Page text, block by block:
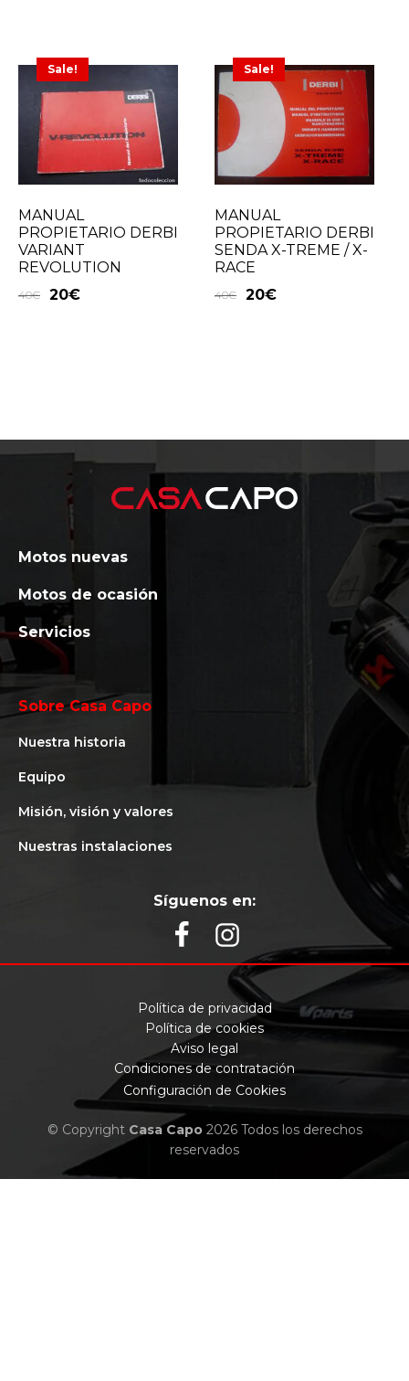
Sale!
MANUAL
PROPIETARIO DERBI
VARIANT
REVOLUTION
40€ 20€
Sale!
MANUAL
PROPIETARIO DERBI
SENDA X-TREME / X-
RACE
40€ 20€
Motos nuevas
Motos de ocasión
Servicios
Sobre Casa Capo
Nuestra historia
Equipo
Misión, visión y valores
Nuestras instalaciones
Síguenos en:
© Copyright Casa Capo2026 Todos los derechos
reservados
Política de privacidad
Política de cookies
Aviso legal
Condiciones de contratación
Configuración de Cookies